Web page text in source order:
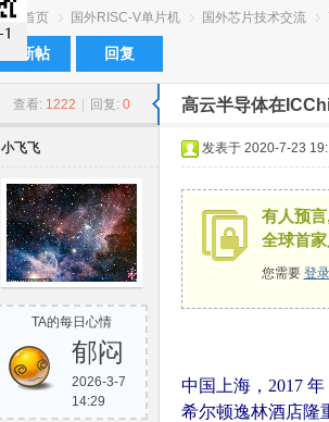
首页
›
国外RISC-V单片机
›
国外芯片技术交流
›
发新帖 回复
查看: 1222 回复: 0 高云半导体在
小飞飞
TA的每日心情
郁闷
2026-3-7
14:29
发表于 2020-7-23
有人预
全球首
您需要 登录
中国上海，2017
希尔顿逸林酒店隆